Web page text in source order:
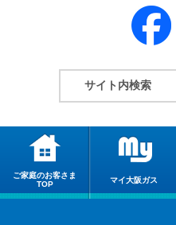
ご家庭のお客さま
TOP
マイ大阪ガス